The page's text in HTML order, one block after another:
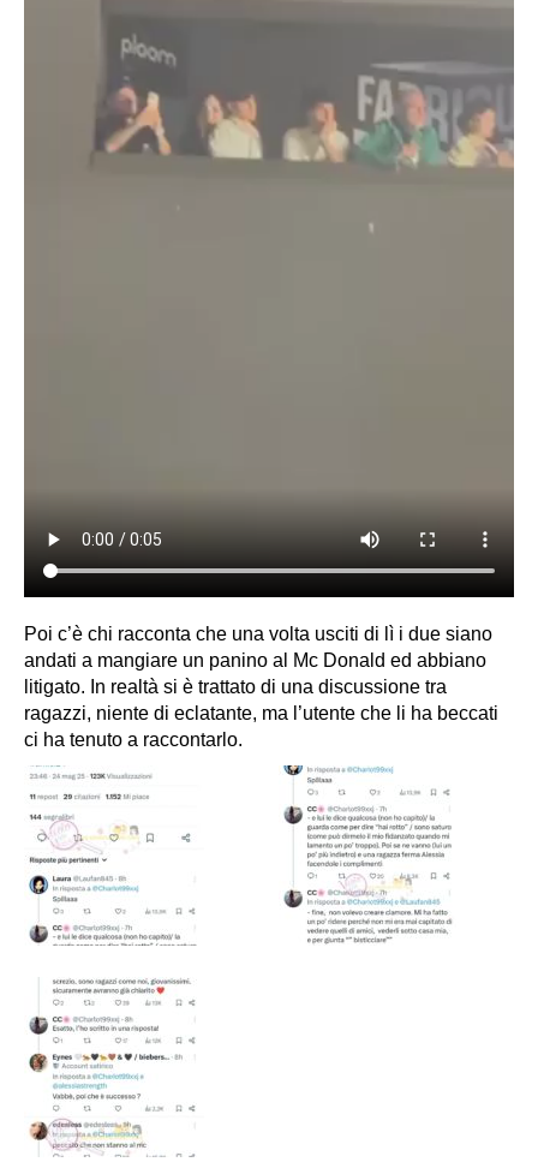
Poi c’è chi racconta che una volta usciti di lì i due siano
andati a mangiare un panino al Mc Donald ed abbiano
litigato. In realtà si è trattato di una discussione tra
ragazzi, niente di eclatante, ma l’utente che li ha beccati
ci ha tenuto a raccontarlo.